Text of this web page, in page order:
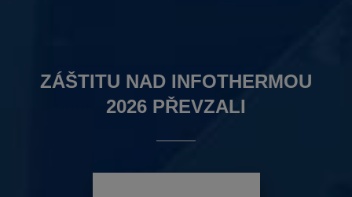
ZÁŠTITU NAD INFOTHERMOU
2026 PŘEVZALI